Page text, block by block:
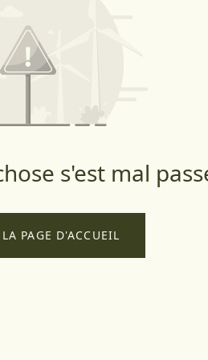
s'est mal
PAGE D'ACCUEIL